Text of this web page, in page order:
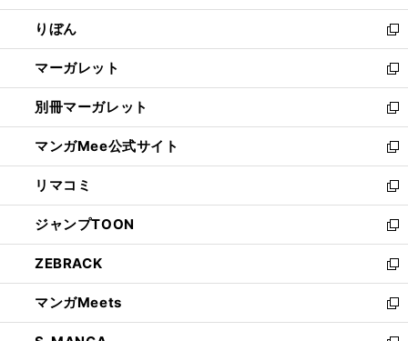
開
く
ウ
で
開
く
ン
ド
ウ
で
開
く
ウ
ィ
ン
ド
ウ
で
開
く
りぼん
新
し
い
ウ
ィ
ン
ド
ウ
で
開
く
マーガレット
新
し
い
ウ
ィ
ン
ド
ウ
で
開
く
別冊マーガレット
新
し
い
ウ
ィ
ン
ド
ウ
で
開
く
マンガMee公式サイト
新
し
い
ウ
ィ
ン
ド
ウ
で
開
リマコミ
新
し
い
ウ
ィ
ン
ド
ウ
ジャンプTOON
新
し
い
ウ
ィ
ン
ZEBRACK
新
し
い
ウ
マンガMeets
新
し